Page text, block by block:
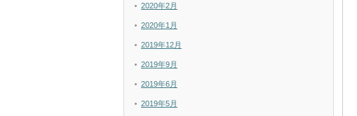
2020年2月
2020年1月
2019年12月
2019年9月
2019年6月
2019年5月